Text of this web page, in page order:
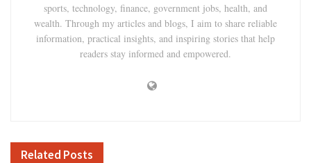
sports, technology, finance, government jobs, health, and
wealth. Through my articles and blogs, I aim to share reliable
information, practical insights, and inspiring stories that help
readers stay informed and empowered.
Related Posts